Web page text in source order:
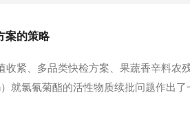
案的策略
紧、多品类快检方案、果蔬香辛料农
就氯氰菊酯的活性物质续批问题作出